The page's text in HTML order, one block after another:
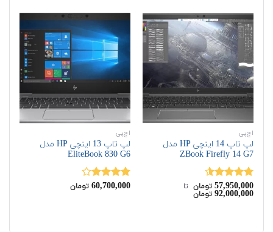
اچ‌پی
لپ تاپ 14 اینچی HP مدل
ZBook Firefly 14 G7
نمره4.50
از 5
57,950,000 تومان‌ تا ‌
92,000,000 تومان
اچ‌پی
لپ تاپ 13 اینچی HP مدل
EliteBook 830 G6
نمره
60,700,000 تومان